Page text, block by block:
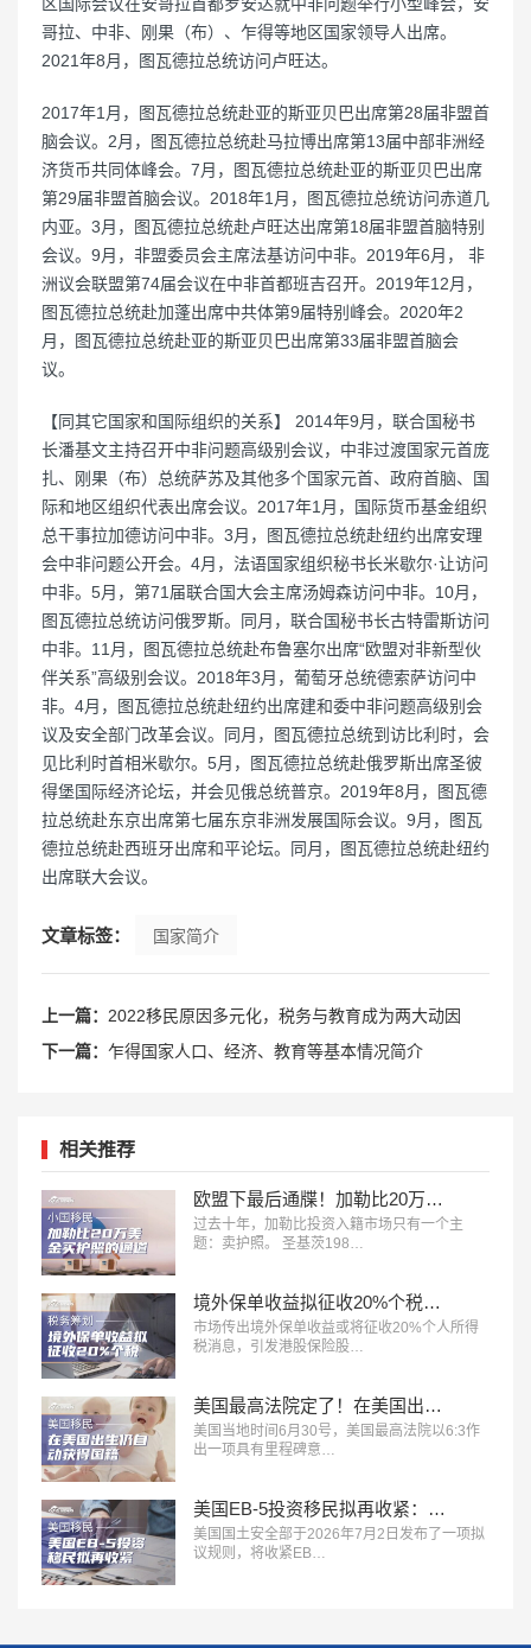
哥拉、中非、刚果（布）、乍得等地区国家领导人出席。
2021年8月，图瓦德拉总统访问卢旺达。
2017年1月，图瓦德拉总统赴亚的斯亚贝巴出席第28届非盟首
脑会议。2月，图瓦德拉总统赴马拉博出席第13届中部非洲经
济货币共同体峰会。7月，图瓦德拉总统赴亚的斯亚贝巴出席
第29届非盟首脑会议。2018年1月，图瓦德拉总统访问赤道几
内亚。3月，图瓦德拉总统赴卢旺达出席第18届非盟首脑特别
会议。9月，非盟委员会主席法基访问中非。2019年6月， 非
洲议会联盟第74届会议在中非首都班吉召开。2019年12月，
图瓦德拉总统赴加蓬出席中共体第9届特别峰会。2020年2
月，图瓦德拉总统赴亚的斯亚贝巴出席第33届非盟首脑会
议。
【同其它国家和国际组织的关系】 2014年9月，联合国秘书
长潘基文主持召开中非问题高级别会议，中非过渡国家元首庞
扎、刚果（布）总统萨苏及其他多个国家元首、政府首脑、国
际和地区组织代表出席会议。2017年1月，国际货币基金组织
总干事拉加德访问中非。3月，图瓦德拉总统赴纽约出席安理
会中非问题公开会。4月，法语国家组织秘书长米歇尔·让访问
中非。5月，第71届联合国大会主席汤姆森访问中非。10月，
图瓦德拉总统访问俄罗斯。同月，联合国秘书长古特雷斯访问
中非。11月，图瓦德拉总统赴布鲁塞尔出席“欧盟对非新型伙
伴关系”高级别会议。2018年3月，葡萄牙总统德索萨访问中
非。4月，图瓦德拉总统赴纽约出席建和委中非问题高级别会
议及安全部门改革会议。同月，图瓦德拉总统到访比利时，会
见比利时首相米歇尔。5月，图瓦德拉总统赴俄罗斯出席圣彼
得堡国际经济论坛，并会见俄总统普京。2019年8月，图瓦德
拉总统赴东京出席第七届东京非洲发展国际会议。9月，图瓦
德拉总统赴西班牙出席和平论坛。同月，图瓦德拉总统赴纽约
出席联大会议。
文章标签： 国家简介
上一篇： 2022移民原因多元化，税务与教育成为两大动因
下一篇： 乍得国家人口、经济、教育等基本情况简介
相关推荐
欧盟下最后通牒！加勒比20万美金买护照的黄金通道，2028年就要彻底没了？
过去十年，加勒比投资入籍市场只有一个主
题：卖护照。 圣基茨198…
境外保单收益拟征收20%个税信号释放：赴港买保的时代，正在发生深刻变化
市场传出境外保单收益或将征收20%个人所得
税消息，引发港股保险股…
美国最高法院定了！在美国出生仍自动获得国籍，特朗普行政令正式被推翻
美国当地时间6月30号，美国最高法院以6:3作
出一项具有里程碑意…
美国EB-5投资移民拟再收紧：新增140万美元投资档
美国国土安全部于2026年7月2日发布了一项拟
议规则，将收紧EB…